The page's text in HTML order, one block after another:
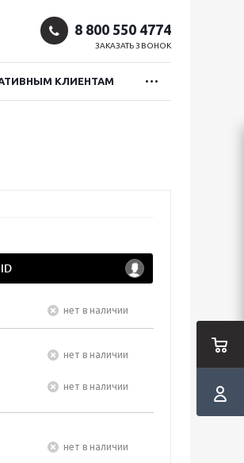
8 800 550 4774
ЗАКАЗАТЬ ЗВОНОК
КЛИЕНТАМ
Нет в наличии
Нет в наличии
Нет в наличии
Нет в наличии